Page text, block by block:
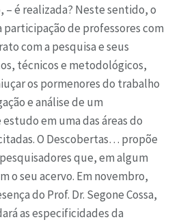
é realizada? Neste sentido, o
participação de professores com
com a pesquisa e seus
técnicos e metodológicos,
os pormenores do trabalho
e análise de um
em uma das áreas do
O Descobertas… propõe
que, em algum
o seu acervo. Em novembro,
do Prof. Dr. Segone Cossa,
as especificidades da